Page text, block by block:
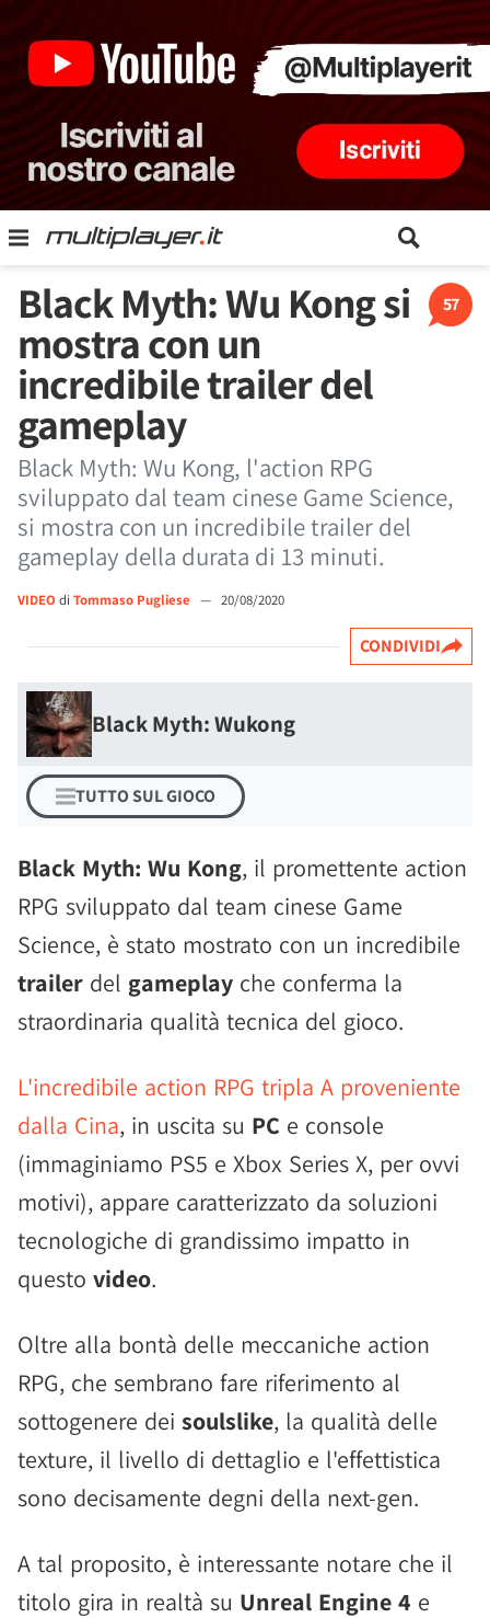
57
Black Myth: Wu Kong si
mostra con un
incredibile trailer del
gameplay
Black Myth: Wu Kong, l'action RPG
sviluppato dal team cinese Game Science,
si mostra con un incredibile trailer del
gameplay della durata di 13 minuti.
VIDEO di Tommaso Pugliese — 20/08/2020
CONDIVIDI
Black Myth: Wukong
TUTTO SUL GIOCO
Black Myth: Wu Kong, il promettente action
RPG sviluppato dal team cinese Game
Science, è stato mostrato con un incredibile
trailer del gameplay che conferma la
straordinaria qualità tecnica del gioco.
L'incredibile action RPG tripla A proveniente
dalla Cina, in uscita su PC e console
(immaginiamo PS5 e Xbox Series X, per ovvi
motivi), appare caratterizzato da soluzioni
tecnologiche di grandissimo impatto in
questo video.
Oltre alla bontà delle meccaniche action
RPG, che sembrano fare riferimento al
sottogenere dei soulslike, la qualità delle
texture, il livello di dettaglio e l'effettistica
sono decisamente degni della next-gen.
A tal proposito, è interessante notare che il
titolo gira in realtà su Unreal Engine 4 e